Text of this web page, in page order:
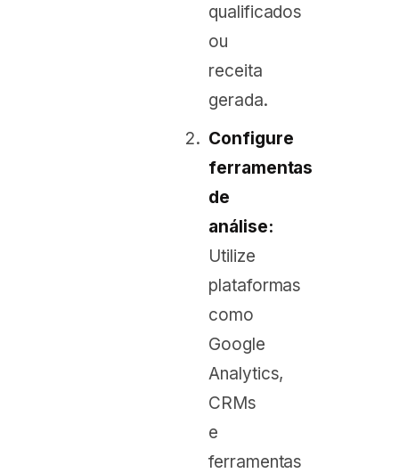
qualificados
ou
receita
gerada.
Configure
ferramentas
de
análise:
Utilize
plataformas
como
Google
Analytics,
CRMs
e
ferramentas